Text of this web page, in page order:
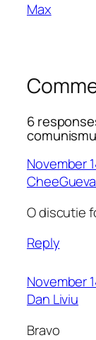
Max
6
November
O discutie
Reply
November
Dan Liviu
Bravo